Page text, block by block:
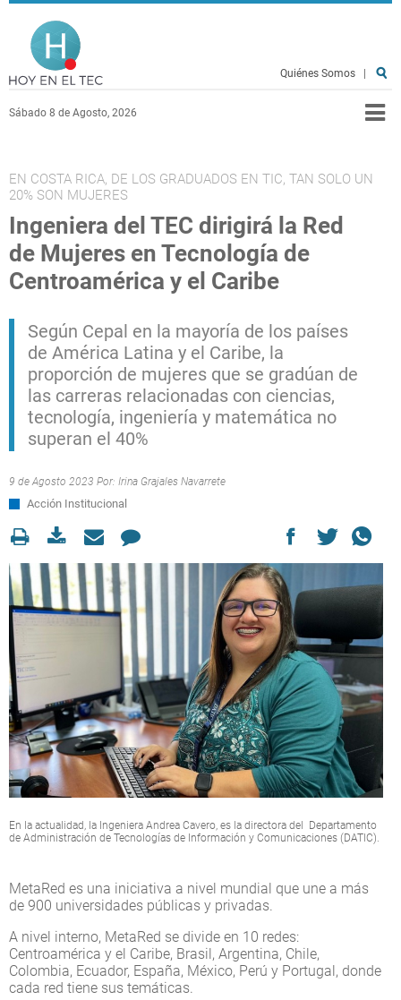
Pasar al contenido principal
Sábado 8 de Agosto, 2026
Quiénes Somos
EN COSTA RICA, DE LOS GRADUADOS EN TIC, TAN SOLO UN
20% SON MUJERES
Ingeniera del TEC dirigirá la Red
de Mujeres en Tecnología de
Centroamérica y el Caribe
Según Cepal en la mayoría de los países
de América Latina y el Caribe, la
proporción de mujeres que se gradúan de
las carreras relacionadas con ciencias,
tecnología, ingeniería y matemática no
superan el 40%
9 de Agosto 2023 Por: Irina Grajales Navarrete
Acción Institucional
En la actualidad, la Ingeniera Andrea Cavero, es la directora del Departamento
de Administración de Tecnologías de Información y Comunicaciones (DATIC).
MetaRed es una iniciativa a nivel mundial que une a más
de 900 universidades públicas y privadas.
A nivel interno, MetaRed se divide en 10 redes:
Centroamérica y el Caribe, Brasil, Argentina, Chile,
Colombia, Ecuador, España, México, Perú y Portugal, donde
cada red tiene sus temáticas.